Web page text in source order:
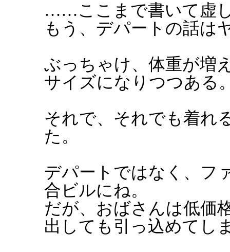
……ここまで書いて虚
もう、デパートの話は
ぶっちゃけ、体重が増
サイズになりつつある
それで、それでも着れ
た。
デパートではなく、フ
合ビルにね。
だが、おばさんは低価
出しても引っ込めてし